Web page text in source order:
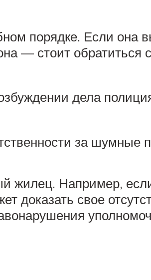
порядке. Если она
— стоит обратиться
дела
за шумные
жилец. Например,
доказать свое